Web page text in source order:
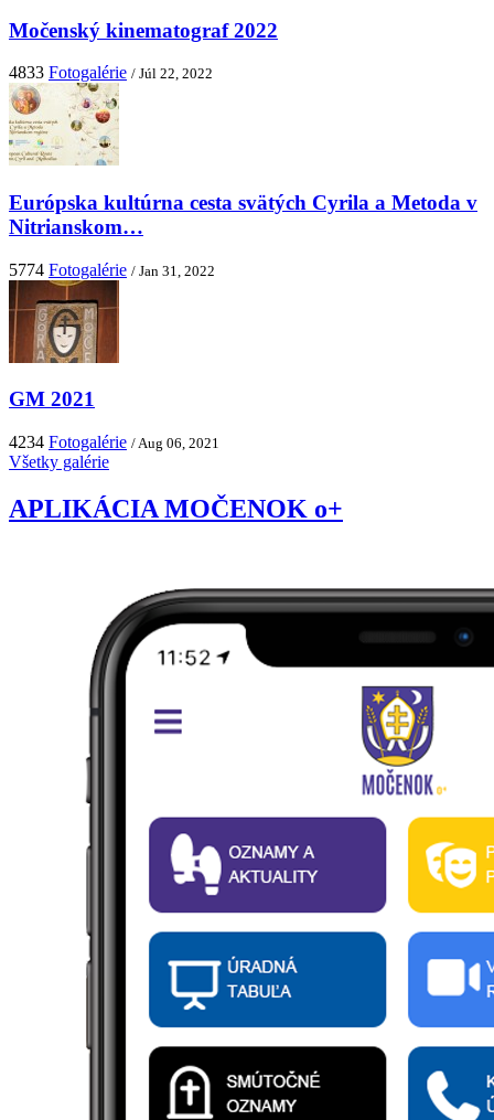
Močenský kinematograf 2022
4833 Fotogalérie / Júl 22, 2022
Európska kultúrna cesta svätých Cyrila a Metoda v
Nitrianskom…
5774 Fotogalérie / Jan 31, 2022
GM 2021
4234 Fotogalérie / Aug 06, 2021
Všetky galérie
APLIKÁCIA MOČENOK o+